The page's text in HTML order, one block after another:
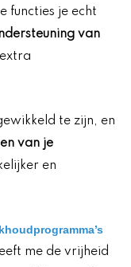
functies je echt
van
te zijn, en
van je
en
me de vrijheid